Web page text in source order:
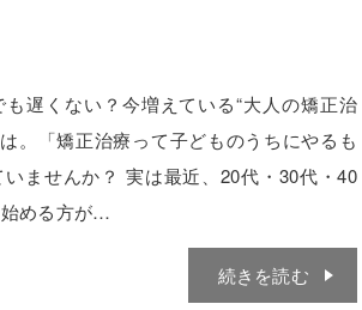
遅くない？今増えている“大人の矯正治
。「矯正治療って子どものうちにやるも
ませんか？ 実は最近、20代・30代・40
める方が…
続きを読む